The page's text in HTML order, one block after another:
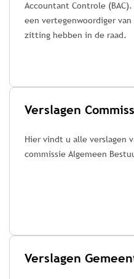
Accountant Controle
een vertegenwoordiger
zitting hebben in de raad.
Hier vindt u alle verslagen
commissie Algemeen
Verslagen